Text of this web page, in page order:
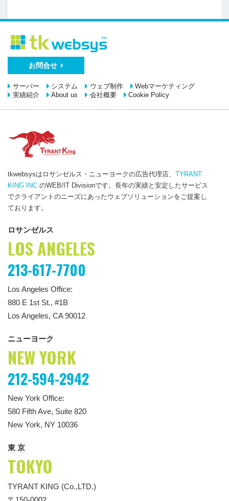
お問合せ
サーバー システム ウェブ制作
Webマーケティング
実績紹介
About us 会社概要 Cookie Policy
tkwebsysはロサンゼルス・ニューヨークの広告代理店、 TYRANT
KING INC. のWEB/IT Divisionです。長年の実績と安定したサービス
でクライアントのニーズにあったウェブソリューションをご提案し
ております。
ロサンゼルス
LOS ANGELES
213-617-7700
Los Angeles Office:
880 E 1st St., #1B
Los Angeles, CA 90012
ニューヨーク
NEW YORK
212-594-2942
New York Office:
580 Fifth Ave, Suite 820
New York, NY 10036
東 京
TOKYO
TYRANT KING (Co.,LTD.)